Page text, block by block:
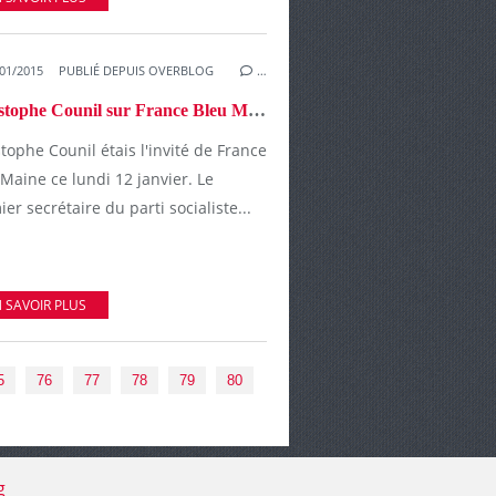
2015 PUBLIÉ DEPUIS OVERBLOG …
Christophe Counil sur France Bleu Maine : "Il faut souhaiter que ce genre de rassemblement ne soit pas un feu de paille"
Counil étais l'invité de France
ce lundi 12 janvier. Le
secrétaire du parti socialiste...
SAVOIR PLUS
76 77 78 79 80
100